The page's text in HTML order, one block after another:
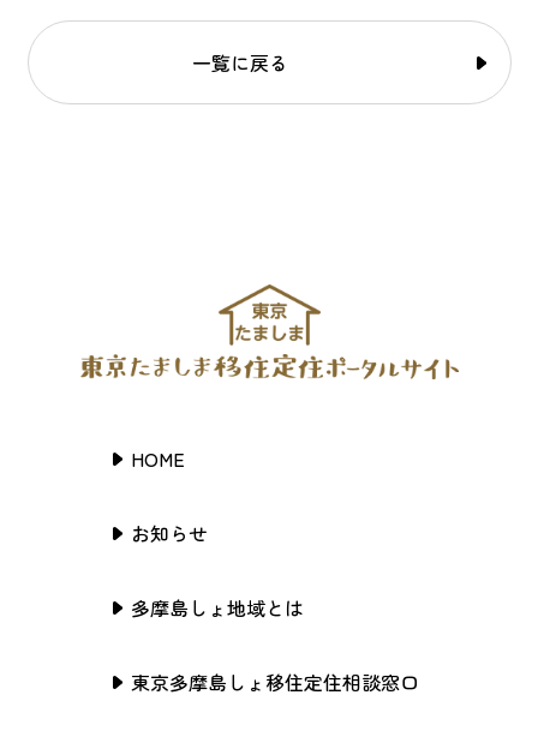
一覧に戻る
HOME
お知らせ
多摩島しょ地域とは
東京多摩島しょ移住定住相談窓口